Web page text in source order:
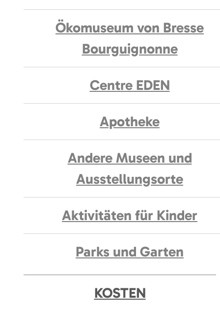
Ökomuseum von Bresse
Bourguignonne
Centre EDEN
Apotheke
Andere Museen und
Ausstellungsorte
Aktivitäten für Kinder
Parks und Garten
KOSTEN